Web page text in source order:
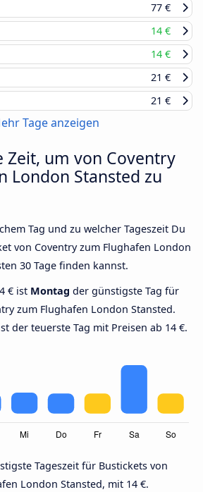
77 €
14 €
14 €
21 €
21 €
Tage anzeigen
Zeit, um von Coventry
London Stansted zu
Tag und zu welcher Tageszeit Du
von Coventry zum Flughafen London
30 Tage finden kannst.
€ ist Montag der günstigste Tag für
zum Flughafen London Stansted.
der teuerste Tag mit Preisen ab 14 €.
Tageszeit für Bustickets von
London Stansted, mit 14 €.